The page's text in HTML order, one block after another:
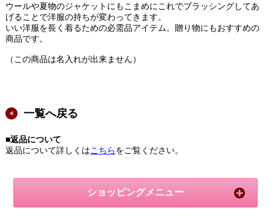
ウールや夏物のジャケットにもこまめにこれでブラッシングしてあ
げることで洋服の持ちが変わってきます。
いい洋服を長く着るための必需品アイテム。贈り物にもおすすめの
商品です。
（この商品は名入れが出来ません）
一覧へ戻る
■返品について
返品について詳しくはこちらをご覧ください。
ショッピングメニュー